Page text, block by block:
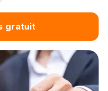
gratuit